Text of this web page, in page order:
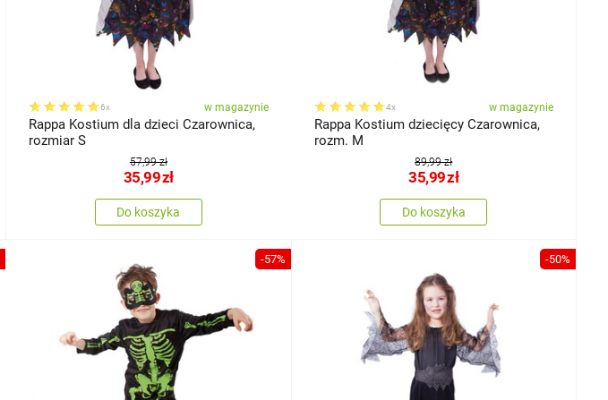
6x w magazynie
Rappa Kostium dla dzieci Czarownica,
rozmiar S
57,99 zł
35,99zł
Do koszyka
4x w magazynie
Rappa Kostium dziecięcy Czarownica,
rozm. M
89,99 zł
35,99zł
Do koszyka
-57% -50%